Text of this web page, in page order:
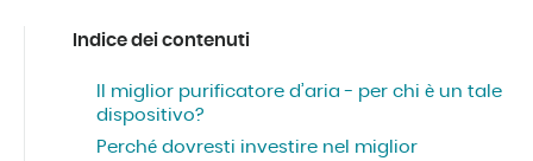
Indice dei contenuti
Il miglior purificatore d’aria - per chi è un tale
dispositivo?
Perché dovresti investire nel miglior